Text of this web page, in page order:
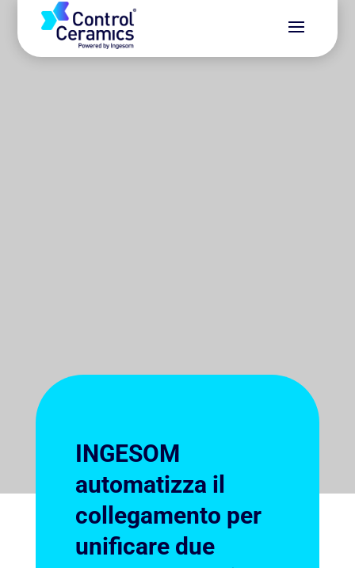
INGESOM
automatizza il
collegamento per
unificare due